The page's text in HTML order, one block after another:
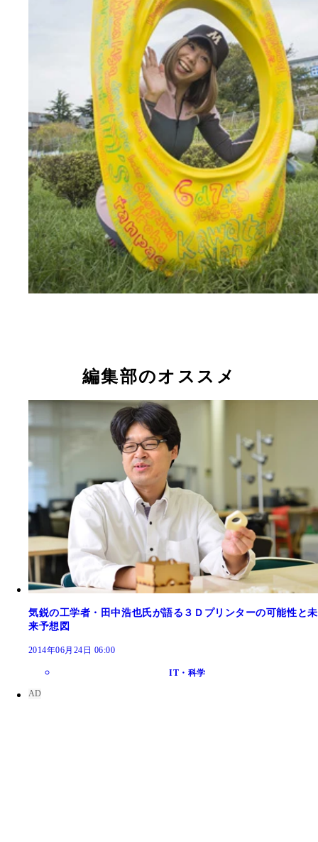
編集部のオススメ
気鋭の工学者・田中浩也氏が語る３Ｄプリンターの可能性と未
来予想図
2014年06月24日 06:00
IT・科学